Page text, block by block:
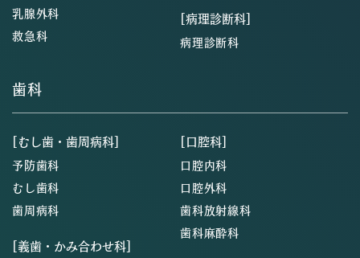
乳腺外科
救急科
[病理診断科]
病理診断科
歯科
[むし歯・歯周病科]
予防歯科
むし歯科
歯周病科
[義歯・かみ合わせ科]
[口腔科]
口腔内科
口腔外科
歯科放射線科
歯科麻酔科